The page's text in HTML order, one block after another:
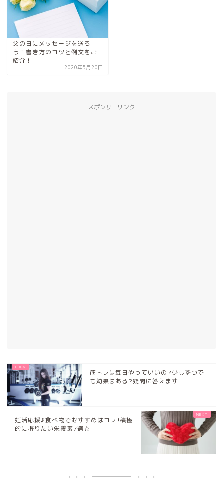
父の日にメッセージを送ろ
う！書き方のコツと例文をご
紹介！
2020年5月20日
スポンサーリンク
筋トレは毎日やっていいの?少しずつで
も効果はある?疑問に答えます!
妊活応援♪食べ物でおすすめはコレ!!積極
的に摂りたい栄養素7選☆